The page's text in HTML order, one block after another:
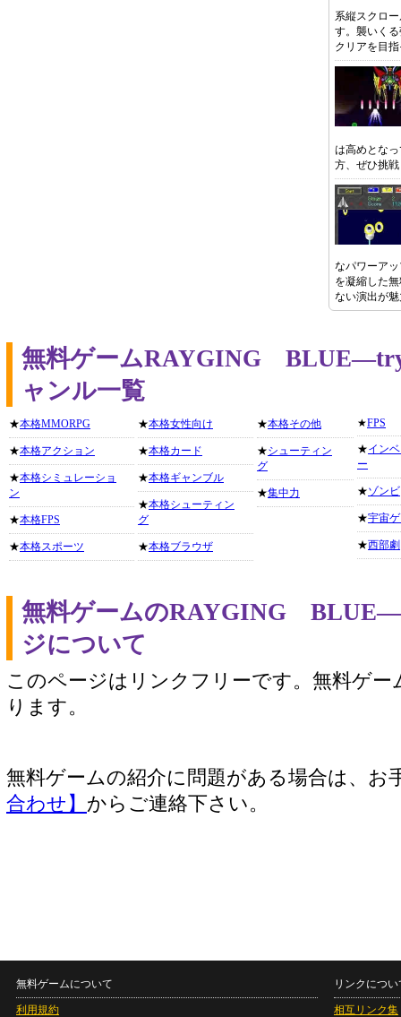
系縦スクロ
す。襲いく
クリアを目
は高めとな
方、ぜひ挑
なパワーア
を凝縮した
ない演出が
無料ゲームRAYGING
ャンル一覧
★本格MMORPG
★本格アクション
★本格シミュレーショ
ン
★本格FPS
★本格スポーツ
★本格女性向け
★本格カード
★本格ギャンブル
★本格シューティン
グ
★本格ブラウザ
★本格その他
★シューティン
グ
★集中力
★FPS
★イン
ー
★ゾンビ
★宇宙
★西部劇
無料ゲームのRAYGING
ジについて
このページはリンクフリーです。無料ゲー
ります。
無料ゲームの紹介に問題がある場合は、お
合わせ】 からご連絡下さい。
無料ゲームについて
利用規約
リンクについ
相互リンク集